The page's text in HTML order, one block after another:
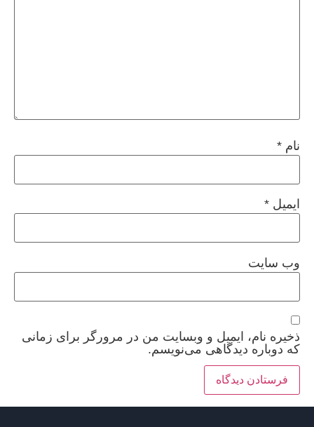
نام *
ایمیل *
وب‌ سایت
ذخیره نام، ایمیل و وبسایت من در مرورگر برای زمانی
که دوباره دیدگاهی می‌نویسم.